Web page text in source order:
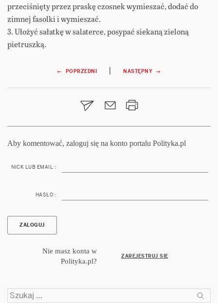
przeciśnięty przez praskę czosnek wymieszać, dodać do
zimnej fasolki i wymieszać.
3. Ułożyć sałatkę w salaterce, posypać siekaną zieloną
pietruszką.
Nawigacja
wpisu
← POPRZEDNI | NASTĘPNY →
Aby komentować, zaloguj się na konto portalu Polityka.pl
NICK LUB EMAIL :
HASŁO :
Nie masz konta w
Polityka.pl?
ZAREJESTRUJ SIĘ
Szukaj: